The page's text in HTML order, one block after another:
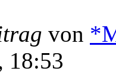
von
18:53